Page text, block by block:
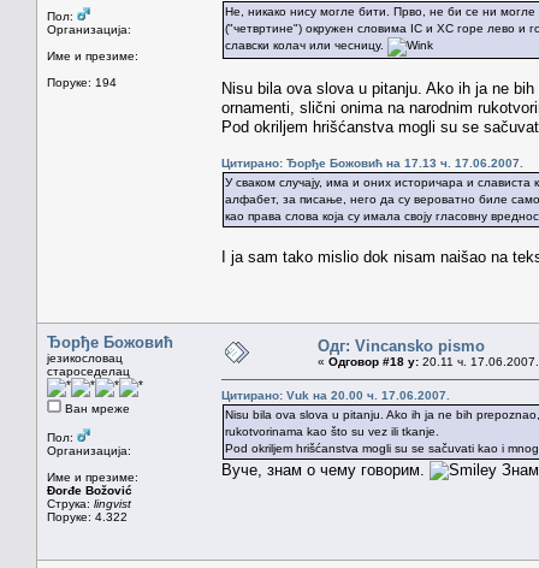
Пол:
Организација:
Име и презиме:
Поруке: 194
Не, никако нису могле бити. Прво, не би се ни могле
("четвртине") окружен словима IС и ХС горе лево и
славски колач или чесницу.
Nisu bila ova slova u pitanju. Ako ih ja ne
ornamenti, slični onima na narodnim
Pod okriljem hrišćanstva mogli su se
Цитирано: Ђорђе Божовић на 17.13 ч. 17.06.2007.
У сваком случају, има и оних историчара и слависта
алфабет, за писање, него да су вероватно биле
као права слова која су имала своју гласовну
I ja sam tako mislio dok nisam naišao na
Ђорђе Божовић
језикословац
староседелац
Ван мреже
Пол:
Организација:
Име и презиме:
Đorđe Božović
Струка: lingvist
Поруке: 4.322
Одг: Vincansko pismo
« Одговор #18 у: 20.11 ч.
Цитирано: Vuk на 20.00 ч. 17.06.2007.
Nisu bila ova slova u pitanju. Ako ih ja ne bih
rukotvorinama kao što su vez ili tkanje.
Pod okriljem hrišćanstva mogli su se sačuvati kao i
Вуче, знам о чему говорим.